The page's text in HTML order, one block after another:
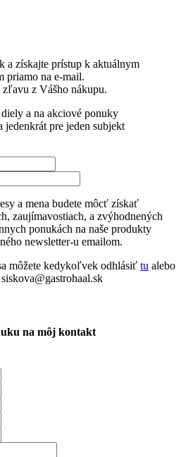
a získajte prístup k aktuálnym
priamo na e-mail.
z Vášho nákupu.
a na akciové ponuky
pre jeden subjekt
a mena budete môcť získať
zaujímavostiach, a zvýhodnených
ponukách na naše produkty
newsletter-u emailom.
môžete kedykoľvek odhlásiť tu alebo
na môj kontakt